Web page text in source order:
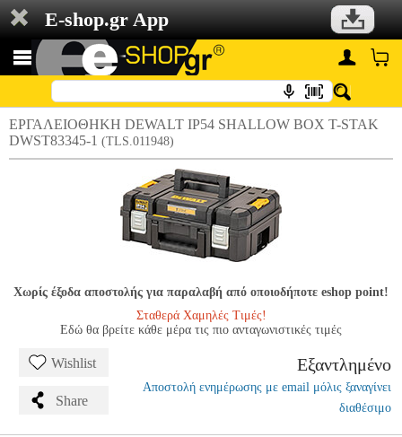
E-shop.gr App
ΕΡΓΑΛΕΙΟΘΗΚΗ DEWALT IP54 SHALLOW BOX T-STAK
DWST83345-1 (TLS.011948)
Χωρίς έξοδα αποστολής για παραλαβή από οποιοδήποτε eshop point!
Σταθερά Χαμηλές Τιμές!
Εδώ θα βρείτε κάθε μέρα τις πιο ανταγωνιστικές τιμές
Wishlist
Share
Εξαντλημένο
Αποστολή ενημέρωσης με email μόλις ξαναγίνει
διαθέσιμο